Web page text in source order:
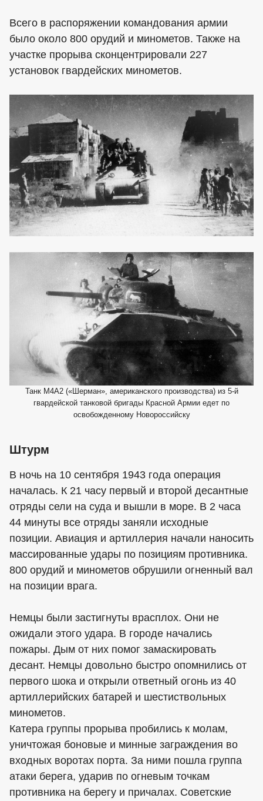
Всего в распоряжении командования армии
было около 800 орудий и минометов. Также на
участке прорыва сконцентрировали 227
установок гвардейских минометов.
Танк М4А2 («Шерман», американского производства) из 5-й
гвардейской танковой бригады Красной Армии едет по
освобожденному Новороссийску
Штурм
В ночь на 10 сентября 1943 года операция
началась. К 21 часу первый и второй десантные
отряды сели на суда и вышли в море. В 2 часа
44 минуты все отряды заняли исходные
позиции. Авиация и артиллерия начали наносить
массированные удары по позициям противника.
800 орудий и минометов обрушили огненный вал
на позиции врага.
Немцы были застигнуты врасплох. Они не
ожидали этого удара. В городе начались
пожары. Дым от них помог замаскировать
десант. Немцы довольно быстро опомнились от
первого шока и открыли ответный огонь из 40
артиллерийских батарей и шестиствольных
минометов.
Катера группы прорыва пробились к молам,
уничтожая боновые и минные заграждения во
входных воротах порта. За ними пошла группа
атаки берега, ударив по огневым точкам
противника на берегу и причалах. Советские